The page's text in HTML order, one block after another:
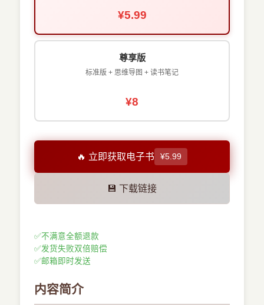
¥5.99
尊享版
标准版 + 思维导图 + 读书笔记
¥8
🔥 立即获取电子书 ¥5.99
💾 下载链接
✅不满意全额退款
✅发货失败双倍赔偿
✅邮箱即时发送
内容简介